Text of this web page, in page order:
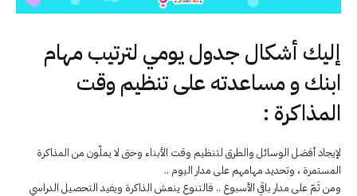
إليك أشكال جدول يومي لترتيب مهام
ابنك و مساعدته على تنظيم وقت
المذاكرة :
لإيجاد أفضل الوسائل والطرق لتنظيم وقت الأبناء وحتى لا يملّون من المذاكرة
المستمرة ، وتحديد مهامهم على مدار اليوم ..
ومن ثَمّ على مدار باقي الأسبوع .. فالتنوع ينعش الذاكرة ويفيد التحصيل الدراسي